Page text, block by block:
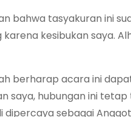
bahwa tasyakuran ini
kesibukan saya.
berharap acara ini
saya, hubungan ini
sebagai